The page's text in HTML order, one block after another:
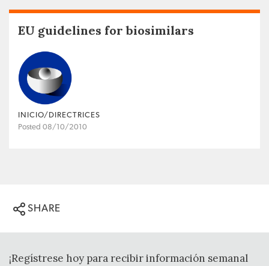
EU guidelines for biosimilars
INICIO/DIRECTRICES
Posted 08/10/2010
SHARE
¡Regístrese hoy para recibir información semanal